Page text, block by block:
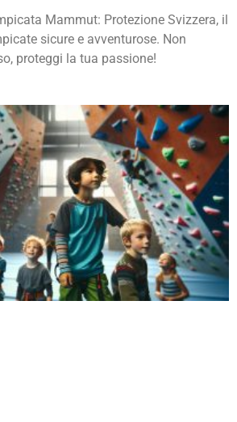
Mammut: Protezione Svizzera, il
sicure e avventurose. Non
proteggi la tua passione!